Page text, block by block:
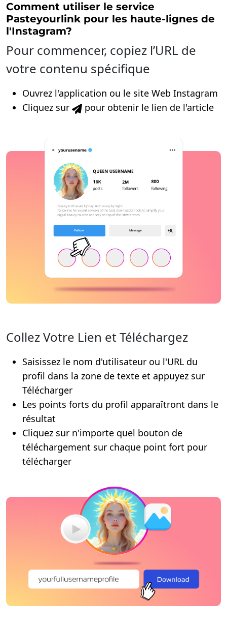
Comment utiliser le service
Pasteyourlink pour les haute-lignes de
l'Instagram?
Pour commencer, copiez l’URL de
votre contenu spécifique
Ouvrez l'application ou le site Web Instagram
Cliquez sur
pour obtenir le lien de l'article
Collez Votre Lien et Téléchargez
Saisissez le nom d'utilisateur ou l'URL du
profil dans la zone de texte et appuyez sur
Télécharger
Les points forts du profil apparaîtront dans le
résultat
Cliquez sur n'importe quel bouton de
téléchargement sur chaque point fort pour
télécharger